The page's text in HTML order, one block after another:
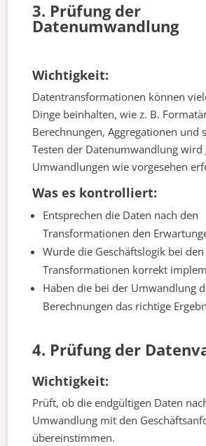
3. Prüfung der
Datenumwandlung
Wichtigkeit:
Datentransformationen können
Dinge beinhalten, wie z. B.
Berechnungen, Aggregationen und
Testen der Datenumwandlung
Umwandlungen wie vorgesehen
Was es kontrolliert:
Entsprechen die Daten nach den
Transformationen den
Wurde die Geschäftslogik bei den
Transformationen korrekt
Haben die bei der Umwandlung
Berechnungen das richtige
4. Prüfung der
Wichtigkeit:
Prüft, ob die endgültigen Daten
Umwandlung mit den
übereinstimmen.